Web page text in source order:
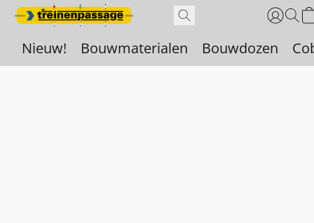
Nieuw! Bouwmaterialen Bouwdozen